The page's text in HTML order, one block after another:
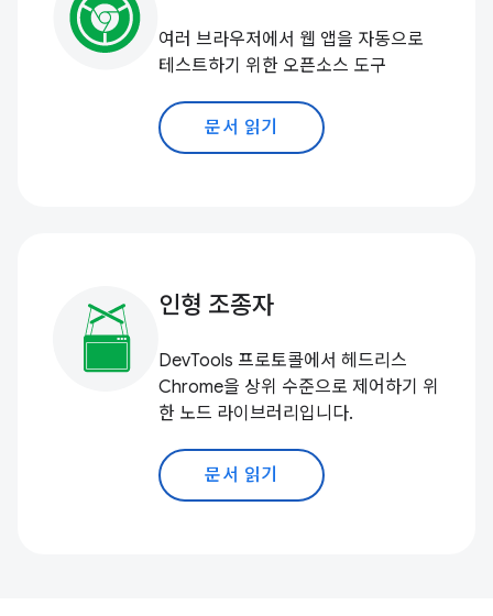
여러 브라우저에서 웹 앱을 자동으로
테스트하기 위한 오픈소스 도구
문서 읽기
인형 조종자
DevTools 프로토콜에서 헤드리스
Chrome을 상위 수준으로 제어하기 위
한 노드 라이브러리입니다.
문서 읽기